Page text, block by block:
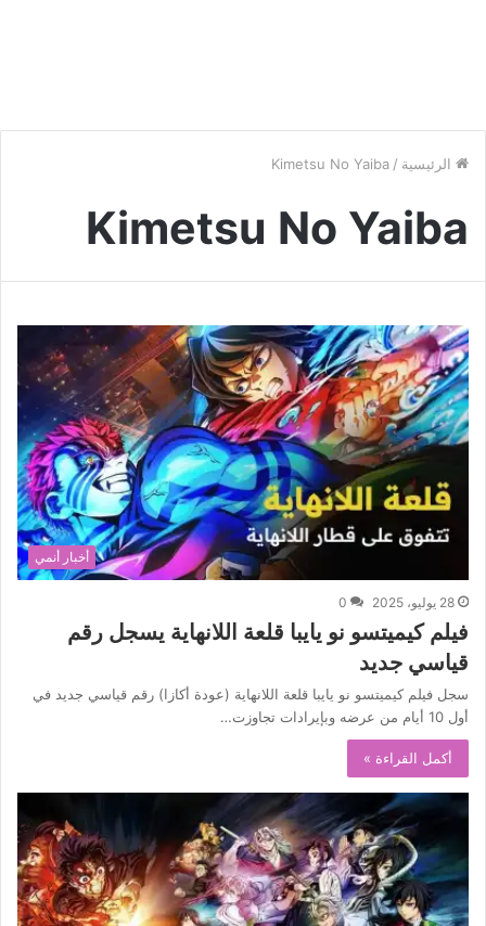
الرئيسية /
Kimetsu No Yaiba
Kimetsu No Yaiba
أخبار أنمي
28 يوليو، 2025 0
فيلم كيميتسو نو يايبا قلعة اللانهاية يسجل رقم
قياسي جديد
سجل فيلم كيميتسو نو يايبا قلعة اللانهاية (عودة أكازا) رقم قياسي جديد في
أول 10 أيام من عرضه وبإيرادات تجاوزت…
أكمل القراءة »